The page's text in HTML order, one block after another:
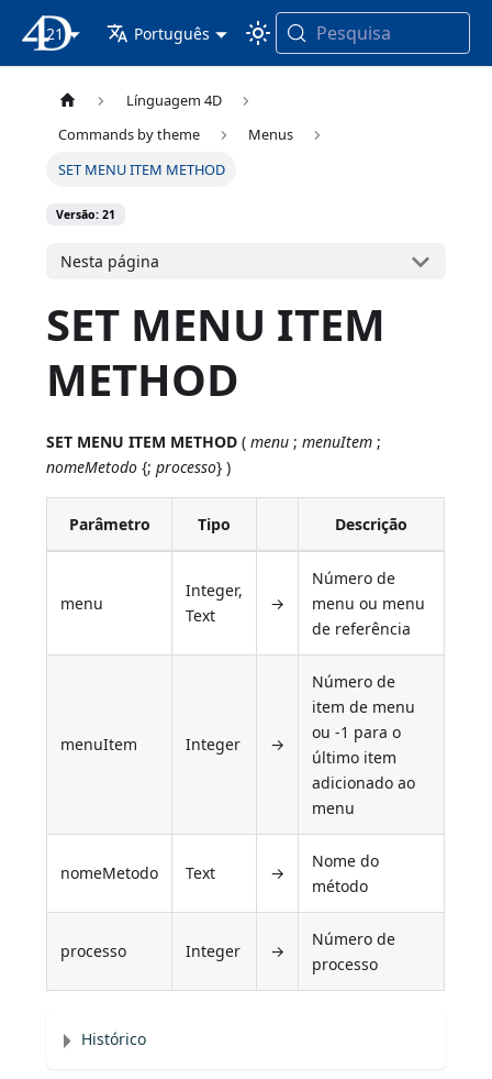
Documentação 4D
21 Português Pesquisa
Línguagem 4D
Commands by theme
Menus
SET MENU ITEM METHOD
Versão: 21
Nesta página
SET MENU ITEM
METHOD
SET MENU ITEM METHOD (menu ;menuItem ;
nomeMetodo {;processo} )
Parâmetro Tipo Descrição
menu
Integer,
Text
→
Número de
menu ou menu
de referência
menuItem Integer →
Número de
item de menu
ou -1 para o
último item
adicionado ao
menu
nomeMetodo Text →
Nome do
método
processo Integer →
Número de
processo
Histórico